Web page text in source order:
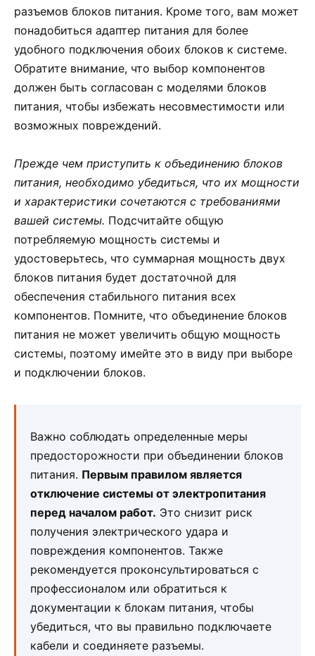
разъемов блоков питания. Кроме того, вам может
понадобиться адаптер питания для более
удобного подключения обоих блоков к системе.
Обратите внимание, что выбор компонентов
должен быть согласован с моделями блоков
питания, чтобы избежать несовместимости или
возможных повреждений.
Прежде чем приступить к объединению блоков
питания, необходимо убедиться, что их мощности
и характеристики сочетаются с требованиями
вашей системы. Подсчитайте общую
потребляемую мощность системы и
удостоверьтесь, что суммарная мощность двух
блоков питания будет достаточной для
обеспечения стабильного питания всех
компонентов. Помните, что объединение блоков
питания не может увеличить общую мощность
системы, поэтому имейте это в виду при выборе
и подключении блоков.
Важно соблюдать определенные меры
предосторожности при объединении блоков
питания. Первым правилом является
отключение системы от электропитания
перед началом работ. Это снизит риск
получения электрического удара и
повреждения компонентов. Также
рекомендуется проконсультироваться с
профессионалом или обратиться к
документации к блокам питания, чтобы
убедиться, что вы правильно подключаете
кабели и соединяете разъемы.